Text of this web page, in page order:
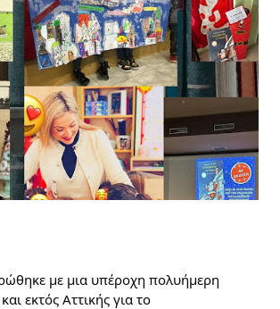
με μια υπέροχη πολυήμερη
εκτός Αττικής για το